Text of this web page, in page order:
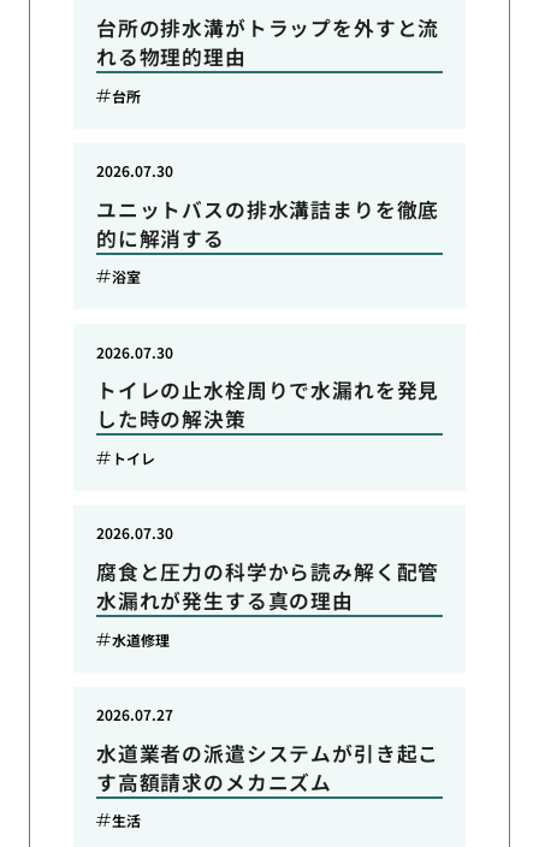
台所の排水溝がトラップを外すと流
れる物理的理由
台所
ユニットバスの排水溝詰まりを徹底
的に解消する
2026.07.30
浴室
トイレの止水栓周りで水漏れを発見
した時の解決策
2026.07.30
トイレ
腐食と圧力の科学から読み解く配管
水漏れが発生する真の理由
2026.07.30
水道修理
水道業者の派遣システムが引き起こ
す高額請求のメカニズム
2026.07.27
生活